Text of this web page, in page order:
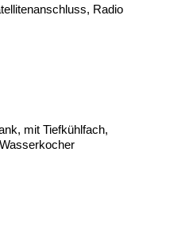
Radio
mit Tiefkühlfach,